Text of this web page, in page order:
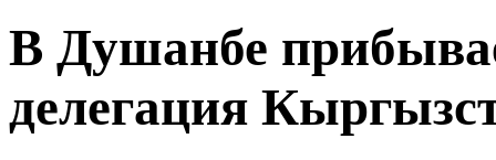
В Душанбе
делегация